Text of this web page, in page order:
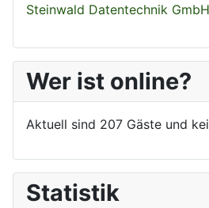
Steinwald Datentechnik GmbH
Wer ist online?
Aktuell sind 207 Gäste und
Statistik